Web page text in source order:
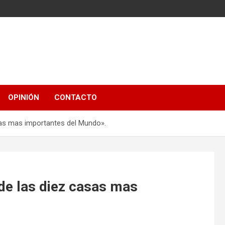
OPINIÓN CONTACTO
mas importantes del Mundo».
las diez casas mas